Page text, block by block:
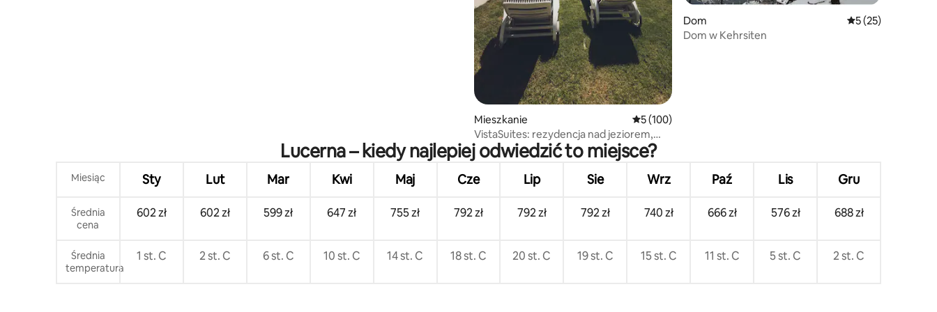
Mieszkanie Średnia ocena: 5 na 5, liczba recenzji: 100
5 (100)
VistaSuites: rezydencja nad jeziorem,
region Lucerna
Dom Średnia ocena: 5
5 (25)
Dom w Kehrsiten
Lucerna – kiedy najlepiej odwiedzić to miejsce?
Miesiąc Sty Lut Mar Kwi Maj Cze Lip Sie Wrz Paź Lis Gru
Średnia
cena
602 zł 602 zł 599 zł 647 zł 755 zł 792 zł 792 zł 792 zł 740 zł 666 zł 576 zł 688 zł
Średnia
temperatura
1 st. C 2 st. C 6 st. C 10 st. C 14 st. C 18 st. C 20 st. C 19 st. C 15 st. C 11 st. C 5 st. C 2 st. C